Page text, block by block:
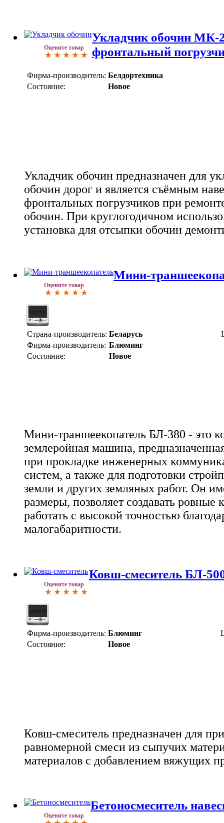
Оцените товар
Укладчик обочин МК-
фронтальный
Фирма-производитель: Белдортехника
Состояние:
Новое
Укладчик обочин предназначен для
обочин дорог и является съёмным
фронтальных погрузчиков при
обочин. При круглогодичном
установка для отсыпки обочин
Оцените товар
Мини-
Страна-производитель: Беларусь
Фирма-производитель: Блюминг
Состояние:
Новое
Мини-траншеекопатель БЛ-380 - это
землеройная машина,
при прокладке инженерных
систем, а также для подготовки
земли и других земляных работ. Он
размеры, позволяет создавать ровные
работать с высокой точностью
малогабаритности.
Оцените товар
Ковш-смеситель БЛ-
Фирма-производитель: Блюминг
Состояние:
Новое
Ковш-смеситель предназначен для
равномерной смеси из сыпучих
материалов с добавлением вяжущих
Оцените товар
Бетоносмеситель